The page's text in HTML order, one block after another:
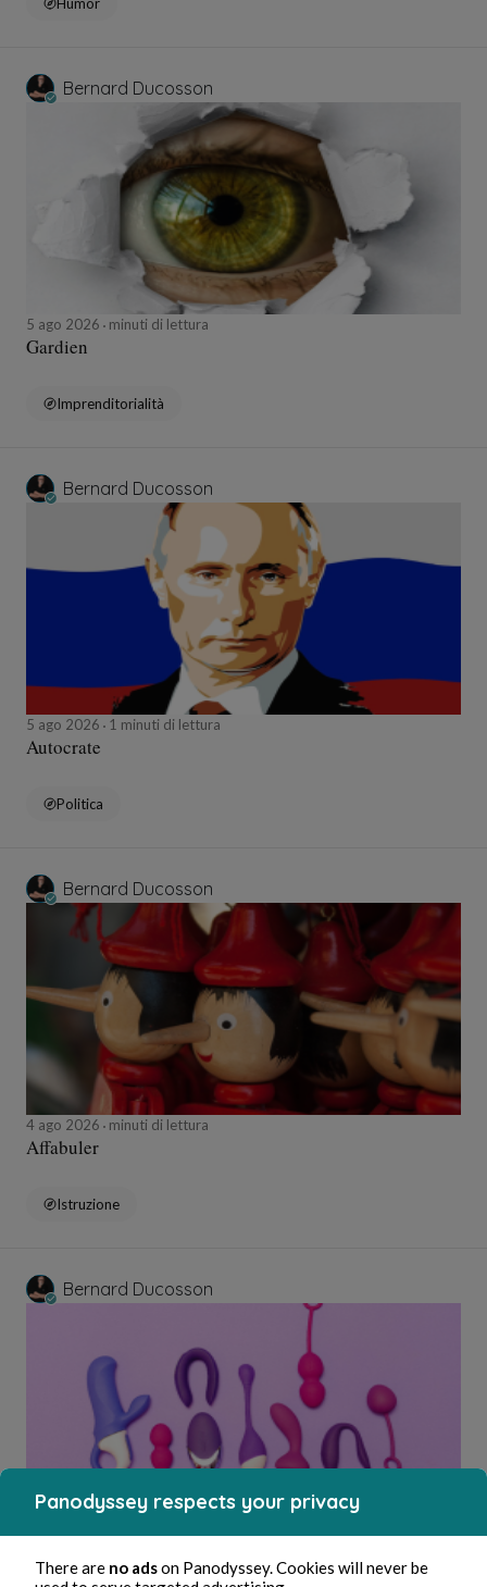
Bernard Ducosson
5 ago 2026 minuti di lettura
Gardien
Imprenditorialità
Bernard Ducosson
5 ago 2026 1 minuti di lettura
Autocrate
Politica
Bernard Ducosson
4 ago 2026 minuti di lettura
Affabuler
Istruzione
Bernard Ducosson
Panodyssey respects your privacy
There are no adson Panodyssey. Cookies will never be